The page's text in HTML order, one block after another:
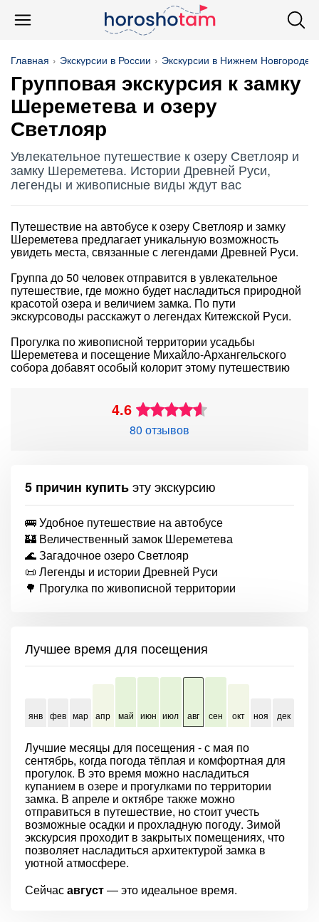
Главная Экскурсии в России Экскурсии в Нижнем Новгороде
Групповая экскурсия к замку
Шереметева и озеру
Светлояр
Увлекательное путешествие к озеру Светлояр и
замку Шереметева. Истории Древней Руси,
легенды и живописные виды ждут вас
Путешествие на автобусе к озеру Светлояр и замку
Шереметева предлагает уникальную возможность
увидеть места, связанные с легендами Древней Руси.
Группа до 50 человек отправится в увлекательное
путешествие, где можно будет насладиться природной
красотой озера и величием замка. По пути
экскурсоводы расскажут о легендах Китежской Руси.
Прогулка по живописной территории усадьбы
Шереметева и посещение Михайло-Архангельского
собора добавят особый колорит этому путешествию
4.6
80 отзывов
5 причин купитьэту экскурсию
🚌 Удобное путешествие на автобусе
🏰 Величественный замок Шереметева
🌊 Загадочное озеро Светлояр
📜 Легенды и истории Древней Руси
🌳 Прогулка по живописной территории
Лучшее время для посещения
янв фев мар апр май июн июл авг сен окт ноя дек
Лучшие месяцы для посещения - с мая по
сентябрь, когда погода тёплая и комфортная для
прогулок. В это время можно насладиться
купанием в озере и прогулками по территории
замка. В апреле и октябре также можно
отправиться в путешествие, но стоит учесть
возможные осадки и прохладную погоду. Зимой
экскурсия проходит в закрытых помещениях, что
позволяет насладиться архитектурой замка в
уютной атмосфере.
Сейчасавгуст— это идеальное время.